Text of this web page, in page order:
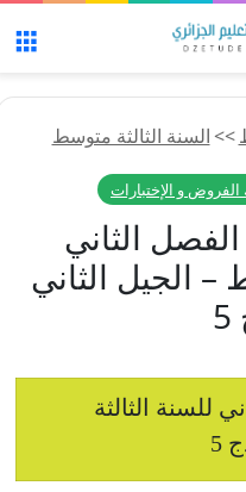
>>السنة الثالثة متوسط
الفروض و الإختبارات
الثاني
– الجيل الثاني
للسنة الثالثة
5